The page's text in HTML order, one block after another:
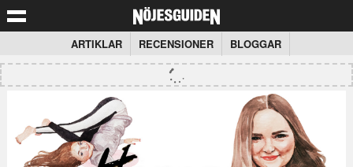
ARTIKLAR RECENSIONER BLOGGAR